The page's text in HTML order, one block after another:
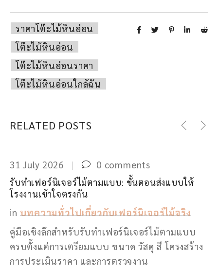
ราคาโต๊ะไม้หินอ่อน
โต๊ะไม้หินอ่อน
โต๊ะไม้หินอ่อนราคา
โต๊ะไม้หินอ่อนใกล้ฉัน
RELATED POSTS
31 July 2026 0 comments
รับทำเฟอร์นิเจอร์ไม้ตามแบบ: ขั้นตอนส่งแบบให้
โรงงานเข้าใจตรงกัน
in บทความทั่วไปเกี่ยวกับเฟอร์นิเจอร์ไม้จริง
คู่มือเชิงลึกสำหรับรับทำเฟอร์นิเจอร์ไม้ตามแบบ
ครบตั้งแต่การเตรียมแบบ ขนาด วัสดุ สี โครงสร้าง
การประเมินราคา และการตรวจงาน